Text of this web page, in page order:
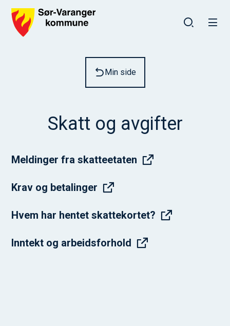
Min side
Skatt og avgifter
Meldinger fra skatteetaten
Krav og betalinger
Hvem har hentet skattekortet?
Inntekt og arbeidsforhold